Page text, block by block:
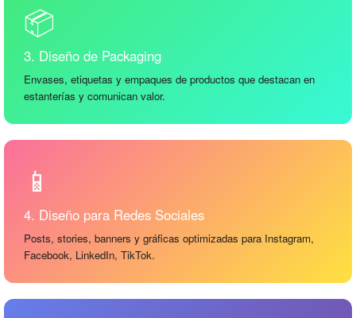
📦
3. Diseño de Packaging
Envases, etiquetas y empaques de productos que destacan en
estanterías y comunican valor.
📱
4. Diseño para Redes Sociales
Posts, stories, banners y gráficas optimizadas para Instagram,
Facebook, LinkedIn, TikTok.